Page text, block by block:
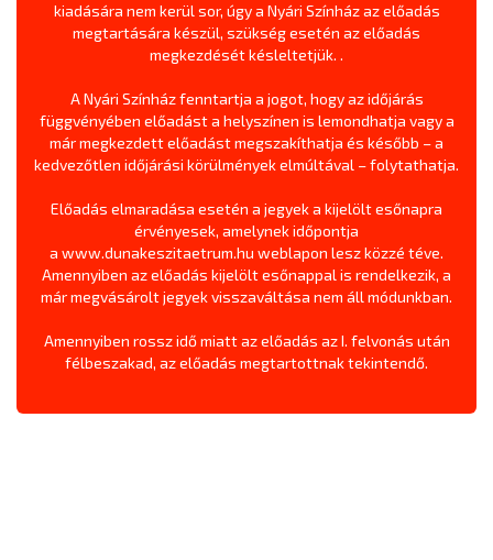
kiadására nem kerül sor, úgy a Nyári Színház az előadás
megtartására készül, szükség esetén az előadás
megkezdését késleltetjük. .
A Nyári Színház fenntartja a jogot, hogy az időjárás
függvényében előadást a helyszínen is lemondhatja vagy a
már megkezdett előadást megszakíthatja és később – a
kedvezőtlen időjárási körülmények elmúltával – folytathatja.
Előadás elmaradása esetén a jegyek a kijelölt esőnapra
érvényesek, amelynek időpontja
a www.dunakeszitaetrum.hu weblapon lesz közzé téve.
Amennyiben az előadás kijelölt esőnappal is rendelkezik, a
már megvásárolt jegyek visszaváltása nem áll módunkban.
Amennyiben rossz idő miatt az előadás az I. felvonás után
félbeszakad, az előadás megtartottnak tekintendő.